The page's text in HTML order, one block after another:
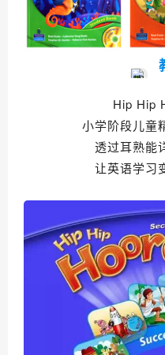
Hip Hip
小学阶段儿童
透过耳熟能
让英语学习